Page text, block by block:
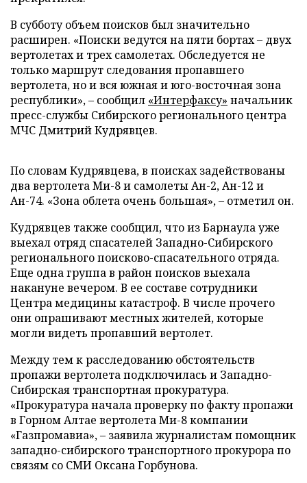
В субботу объем поисков был значительно
расширен. «Поиски ведутся на пяти бортах – двух
вертолетах и трех самолетах. Обследуется не
только маршрут следования пропавшего
вертолета, но и вся южная и юго-восточная зона
республики», – сообщил «Интерфаксу» начальник
пресс-службы Сибирского регионального центра
МЧС Дмитрий Кудрявцев.
По словам Кудрявцева, в поисках задействованы
два вертолета Ми-8 и самолеты Ан-2, Ан-12 и
Ан-74. «Зона облета очень большая», – отметил он.
Кудрявцев также сообщил, что из Барнаула уже
выехал отряд спасателей Западно-Сибирского
регионального поисково-спасательного отряда.
Еще одна группа в район поисков выехала
накануне вечером. В ее составе сотрудники
Центра медицины катастроф. В числе прочего
они опрашивают местных жителей, которые
могли видеть пропавший вертолет.
Между тем к расследованию обстоятельств
пропажи вертолета подключилась и Западно-
Сибирская транспортная прокуратура.
«Прокуратура начала проверку по факту пропажи
в Горном Алтае вертолета Ми-8 компании
«Газпромавиа», – заявила журналистам помощник
западно-сибирского транспортного прокурора по
связям со СМИ Оксана Горбунова.